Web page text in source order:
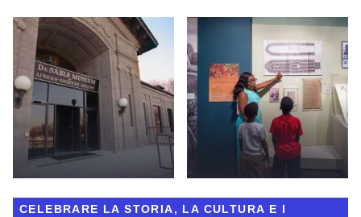
CELEBRARE LA STORIA, LA CULTURA E I